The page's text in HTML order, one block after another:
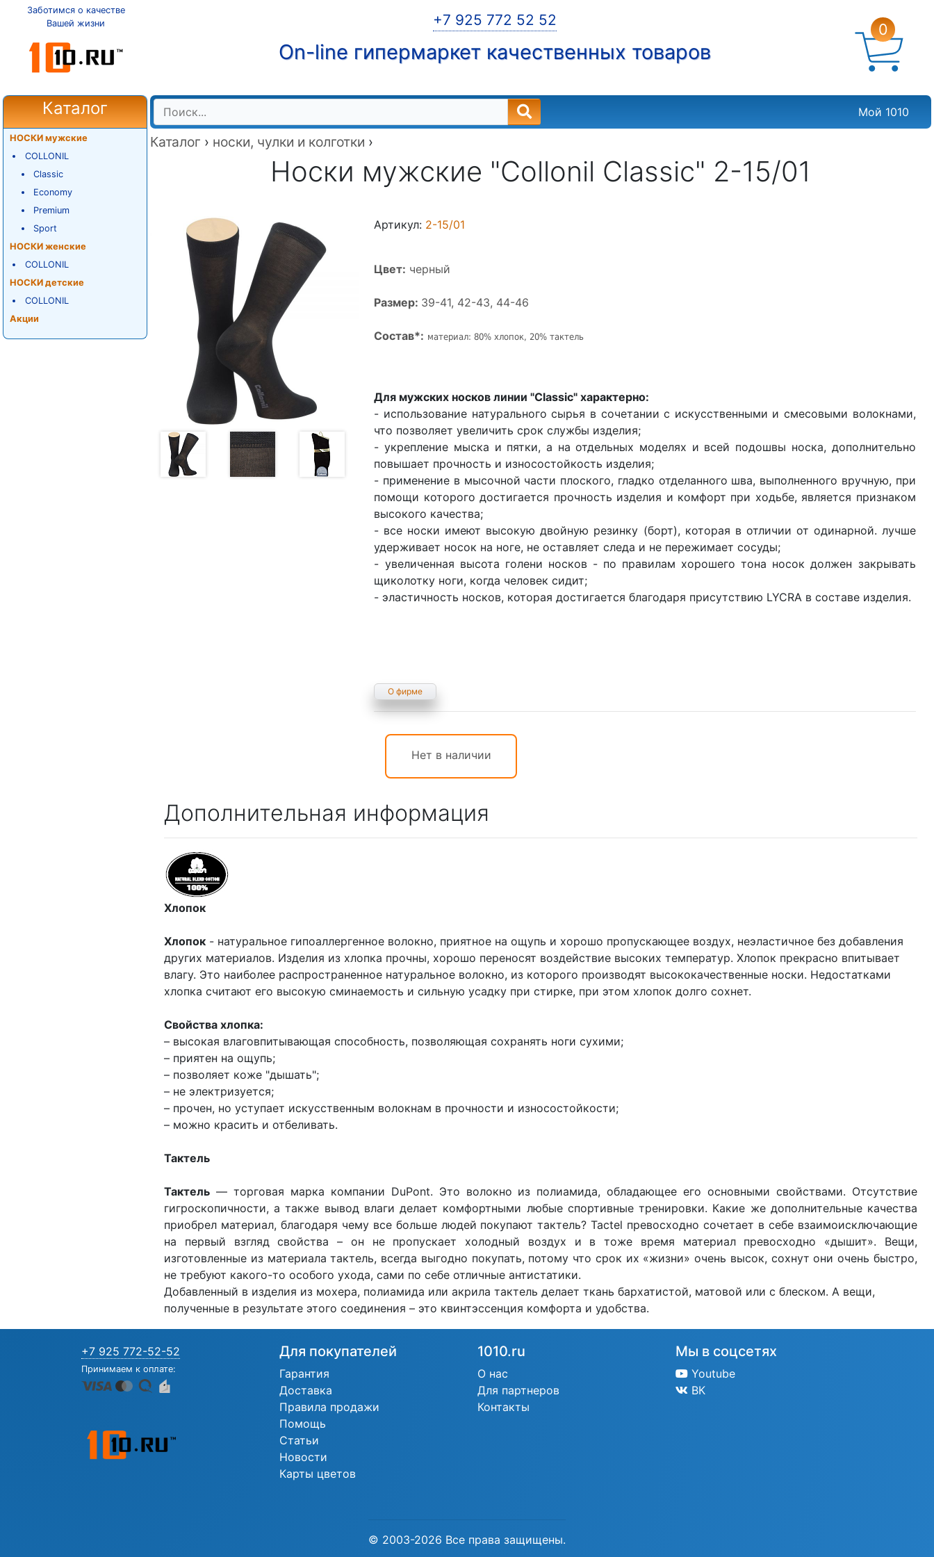
Заботимся о качестве
Вашей жизни
+7 925 772 52 52
On-line гипермаркет качественных товаров
0
Каталог
НОСКИ мужские
COLLONIL
Classic
Economy
Premium
Sport
НОСКИ женские
COLLONIL
НОСКИ детские
COLLONIL
Акции
Мой 1010
Каталог › носки, чулки и колготки ›
Носки мужские "Collonil Classic" 2-15/01
Артикул: 2-15/01
Цвет: черный
Размер: 39-41, 42-43, 44-46
Состав*: материал: 80% хлопок, 20% тактель
Для мужских носков линии "Classic" характерно:
- использование натурального сырья в сочетании с искусственными и смесовыми волокнами,
что позволяет увеличить срок службы изделия;
- укрепление мыска и пятки, а на отдельных моделях и всей подошвы носка, дополнительно
повышает прочность и износостойкость изделия;
- применение в мысочной части плоского, гладко отделанного шва, выполненного вручную, при
помощи которого достигается прочность изделия и комфорт при ходьбе, является признаком
высокого качества;
- все носки имеют высокую двойную резинку (борт), которая в отличии от одинарной. лучше
удерживает носок на ноге, не оставляет следа и не пережимает сосуды;
- увеличенная высота голени носков - по правилам хорошего тона носок должен закрывать
щиколотку ноги, когда человек сидит;
- эластичность носков, которая достигается благодаря присутствию LYCRA в составе изделия.
О фирме
Нет в наличии
Дополнительная информация
Хлопок
Хлопок - натуральное гипоаллергенное волокно, приятное на ощупь и хорошо пропускающее воздух, неэластичное без добавления
других материалов. Изделия из хлопка прочны, хорошо переносят воздействие высоких температур. Хлопок прекрасно впитывает
влагу. Это наиболее распространенное натуральное волокно, из которого производят высококачественные носки. Недостатками
хлопка считают его высокую сминаемость и сильную усадку при стирке, при этом хлопок долго сохнет.
Свойства хлопка:
– высокая влаговпитывающая способность, позволяющая сохранять ноги сухими;
– приятен на ощупь;
– позволяет коже "дышать";
– не электризуется;
– прочен, но уступает искусственным волокнам в прочности и износостойкости;
– можно красить и отбеливать.
Тактель
Тактель — торговая марка компании DuPont. Это волокно из полиамида, обладающее его основными свойствами. Отсутствие
гигроскопичности, а также вывод влаги делает комфортными любые спортивные тренировки. Какие же дополнительные качества
приобрел материал, благодаря чему все больше людей покупают тактель? Tactel превосходно сочетает в себе взаимоисключающие
на первый взгляд свойства – он не пропускает холодный воздух и в тоже время материал превосходно «дышит». Вещи,
изготовленные из материала тактель, всегда выгодно покупать, потому что срок их «жизни» очень высок, сохнут они очень быстро,
не требуют какого-то особого ухода, сами по себе отличные антистатики.
Добавленный в изделия из мохера, полиамида или акрила тактель делает ткань бархатистой, матовой или с блеском. А вещи,
полученные в результате этого соединения – это квинтэссенция комфорта и удобства.
+7 925 772-52-52
Принимаем к оплате:
Для покупателей
Гарантия
Доставка
Правила продажи
Помощь
Статьи
Новости
Карты цветов
1010.ru
О нас
Для партнеров
Контакты
Мы в соцсетях
Youtube
ВК
© 2003-2026 Все права защищены.